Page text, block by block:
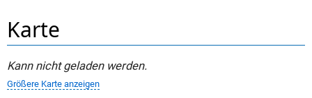
Karte
Kann nicht geladen werden.
Größere Karte anzeigen